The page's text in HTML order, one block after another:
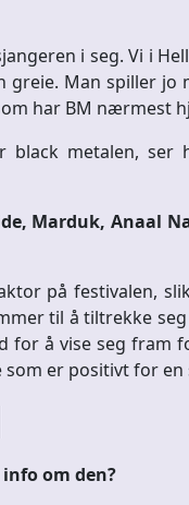
i seg. Vi i
greie. Man spiller jo
har BM nærmest
metalen, ser
Marduk, Anaal
på festivalen,
til å tiltrekke
for å vise seg fram
er positivt for en
om den?